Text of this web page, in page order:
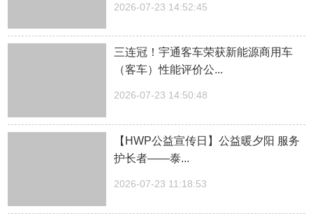
2026-07-23 14:52:45
三连冠！宇通客车荣获新能源商用车
（客车）性能评价公...
2026-07-23 14:50:48
【HWP公益宣传日】公益暖夕阳 服务
护长者——泰...
2026-07-23 11:18:53